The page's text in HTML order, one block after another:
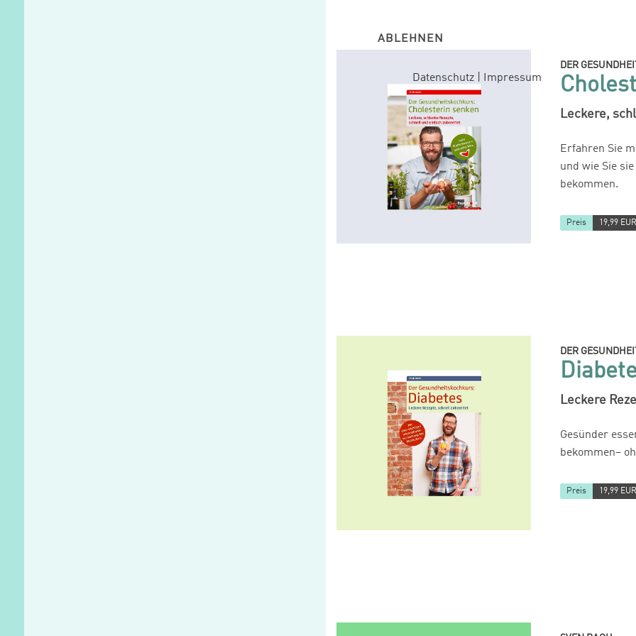
DER
Leckere,
Erfahren Sie
und wie Sie
bekommen.
Preis 19,99 EUR
DER
Leckere
Gesünder
bekommen–
Preis 19,99 EUR
ABLEHNEN
Datenschutz Impressum